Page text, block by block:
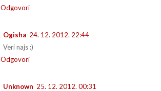
Odgovori
Ogisha 24. 12. 2012. 22:44
Veri najs :)
Odgovori
Unknown 25. 12. 2012. 00:31